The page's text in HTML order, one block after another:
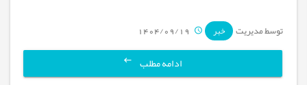
توسط مدیریت خبر 1404/09/19
ادامه مطلب